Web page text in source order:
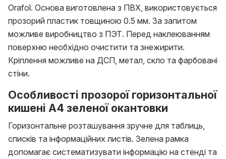
Orafol. Основа виготовлена з ПВХ, використовується
прозорий пластик товщиною 0.5 мм. За запитом
можливе виробництво з ПЭТ. Перед наклеюванням
поверхню необхідно очистити та знежирити.
Кріплення можливе на ДСП, метал, скло та фарбовані
стіни.
Особливості прозорої горизонтальної
кишені А4 зеленої окантовки
Горизонтальне розташування зручне для таблиць,
списків та інформаційних листів. Зелена рамка
допомагає систематизувати інформацію на стенді та